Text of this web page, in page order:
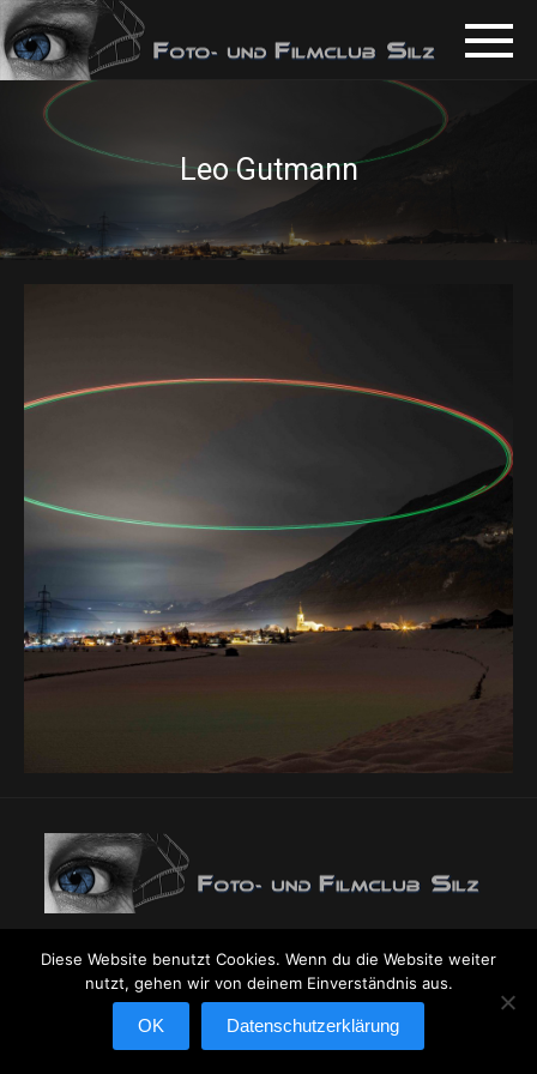
Leo Gutmann
© 2024 Foto- und Filmclub Silz
Diese Website benutzt Cookies. Wenn du die Website weiter
nutzt, gehen wir von deinem Einverständnis aus.
OK Datenschutzerklärung